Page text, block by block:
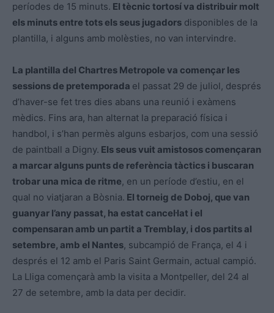
períodes de 15 minuts. El tècnic tortosí va distribuir molt
els minuts entre tots els seus jugadors disponibles de la
plantilla, i alguns amb molèsties, no van intervindre.
La plantilla del Chartres Metropole va començar les
sessions de pretemporada el passat 29 de juliol, després
d’haver-se fet tres dies abans una reunió i exàmens
mèdics. Fins ara, han alternat la preparació física i
handbol, i s’han permès alguns esbarjos, com una sessió
de paintball a Digny. Els seus vuit amistosos començaran
a marcar alguns punts de referència tàctics i buscaran
trobar una mica de ritme, en un període d’estiu, en el
qual no viatjaran a Bòsnia. El torneig de Doboj, que van
guanyar l’any passat, ha estat cancel·lat i el
compensaran amb un partit a Tremblay, i dos partits al
setembre, amb el Nantes, subcampió de França, el 4 i
després el 12 amb el Paris Saint Germain, actual campió.
La Lliga començarà amb la visita a Montpeller, del 24 al
27 de setembre, amb la data per decidir.